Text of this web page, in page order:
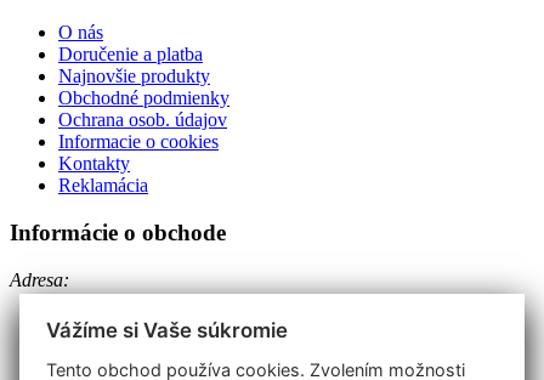
O nás
Doručenie a platba
Najnovšie produkty
Obchodné podmienky
Ochrana osob. údajov
Informacie o cookies
Kontakty
Reklamácia
Informácie o obchode
Adresa:
Vápenická 26
Prievidza 971 01
Telefón: +421 46 542 52 37
Vážíme si Vaše súkromie
Tento obchod používa cookies. Zvolením možnosti